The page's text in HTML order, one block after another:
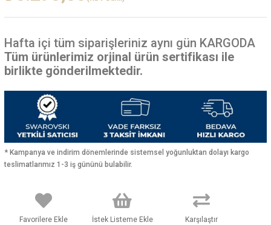
Hafta içi tüm siparişleriniz aynı gün KARGODA
Tüm ürünlerimiz orjinal ürün sertifikası ile
birlikte gönderilmektedir.
* Kampanya ve indirim dönemlerinde sistemsel yoğunluktan dolayı kargo
teslimatlarımız 1-3 iş gününü bulabilir.
Favorilere Ekle İstek Listeme Ekle Karşılaştır